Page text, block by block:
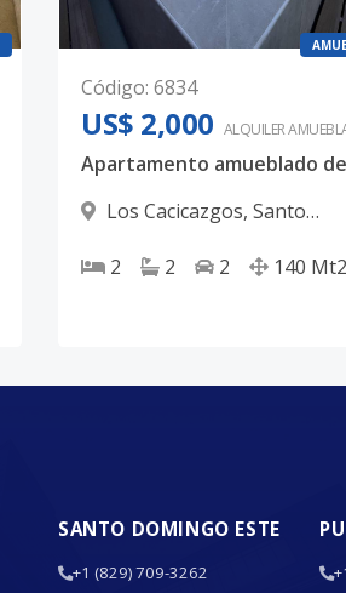
Código: 6834
US$ 2,000 ALQUILER
Los Cacicazgos, Santo
2
2 2 140 Mt2
SANTO DOMINGO ESTE
+1 (829) 709-3262